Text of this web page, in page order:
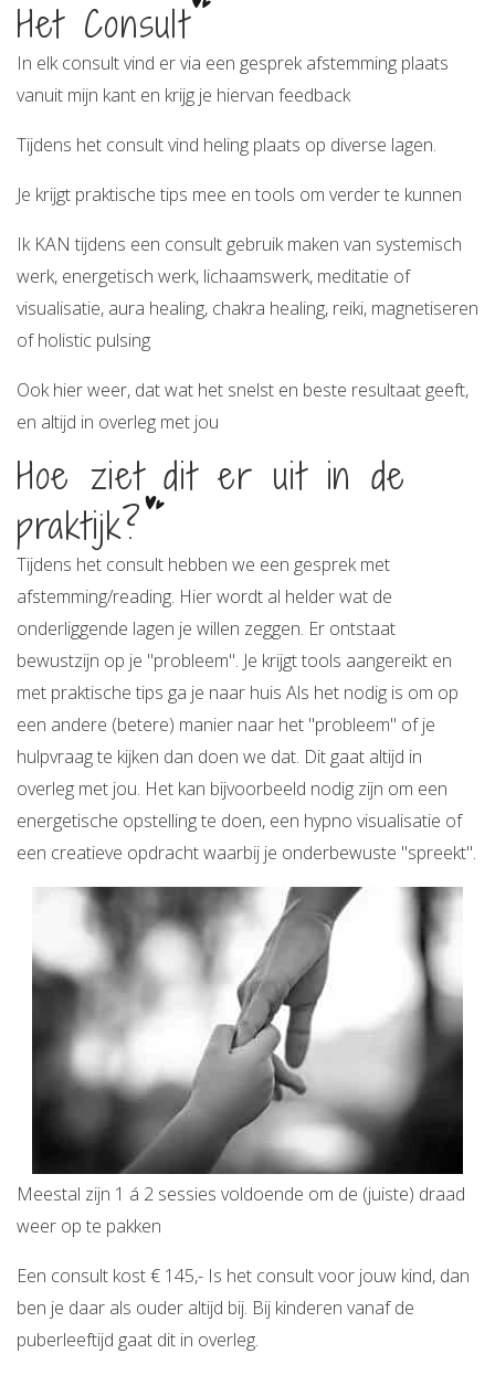
Het Consult
In elk consult vind er via een gesprek afstemming plaats
vanuit mijn kant en krijg je hiervan feedback
Tijdens het consult vind heling plaats op diverse lagen.
Je krijgt praktische tips mee en tools om verder te kunnen
Ik KAN tijdens een consult gebruik maken van systemisch
werk, energetisch werk, lichaamswerk, meditatie of
visualisatie, aura healing, chakra healing, reiki, magnetiseren
of holistic pulsing
Ook hier weer, dat wat het snelst en beste resultaat geeft,
en altijd in overleg met jou
Hoe ziet dit er uit in de
praktijk?
Tijdens het consult hebben we een gesprek met
afstemming/reading. Hier wordt al helder wat de
onderliggende lagen je willen zeggen. Er ontstaat
bewustzijn op je "probleem". Je krijgt tools aangereikt en
met praktische tips ga je naar huis Als het nodig is om op
een andere (betere) manier naar het "probleem" of je
hulpvraag te kijken dan doen we dat. Dit gaat altijd in
overleg met jou. Het kan bijvoorbeeld nodig zijn om een
energetische opstelling te doen, een hypno visualisatie of
een creatieve opdracht waarbij je onderbewuste "spreekt".
Meestal zijn 1 á 2 sessies voldoende om de (juiste) draad
weer op te pakken
Een consult kost € 145,- Is het consult voor jouw kind, dan
ben je daar als ouder altijd bij. Bij kinderen vanaf de
puberleeftijd gaat dit in overleg.